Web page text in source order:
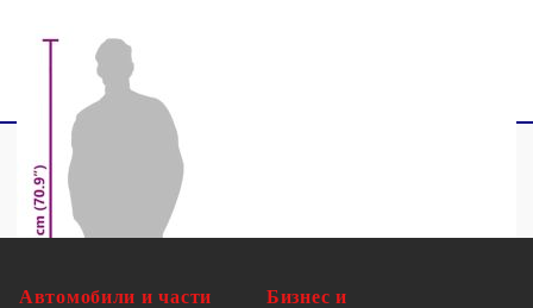
Автомобили и части
Бизнес и